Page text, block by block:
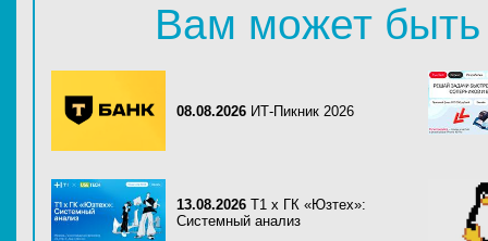
Вам может быть
08.08.2026 ИТ-Пикник 2026
13.08.2026 Т1 x ГК «Юзтех»:
Системный анализ